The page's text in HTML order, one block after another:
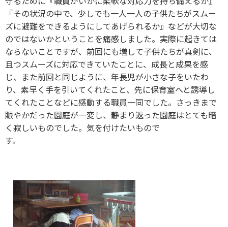
『その状況の中で、少しでも一人一人の子供たちがスムー
ズに避難をできるようにしてあげられるか』などが大切な
のではないかということを痛感しました。実際に起きては
ならないことですが、前回にも増して子供たちが真剣に、
且つスムーズに対応できていたことに、成長と成果を感
じ、また前回と同じように、年長児が小さな子をいたわ
り、素早く手を引いてくれたこと、先に保育室へと誘導し
てくれたことなどに感動する職員一同でした。さっきまで
賑やかだった園庭が一変し、静まり返った園庭はとても暗
く寂しいものでした。気を付けたいもので
す。